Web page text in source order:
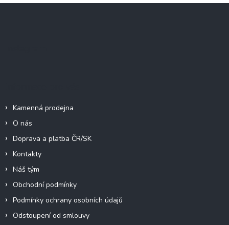
Z
Kamenná prodejna
O nás
Doprava a platba ČR/SK
Kontakty
Náš tým
Obchodní podmínky
Podmínky ochrany osobních údajů
Odstoupení od smlouvy